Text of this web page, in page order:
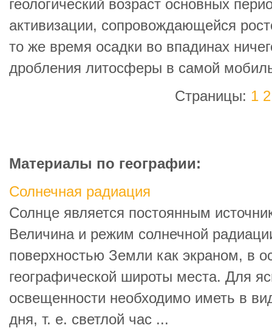
геологический возраст основных
активизации, сопровождающейся
то же время осадки во впадинах
дробления литосферы в самой
Страницы: 1 2
Материалы по географии:
Солнечная радиация
Солнце является постоянным
Величина и режим солнечной
поверхностью Земли как экраном, в
географической широты места. Для
освещенности необходимо иметь в
дня, т. е. светлой час ...